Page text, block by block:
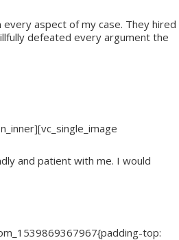
every aspect of my case. They hired
defeated every argument the
and patient with me. I would
top: